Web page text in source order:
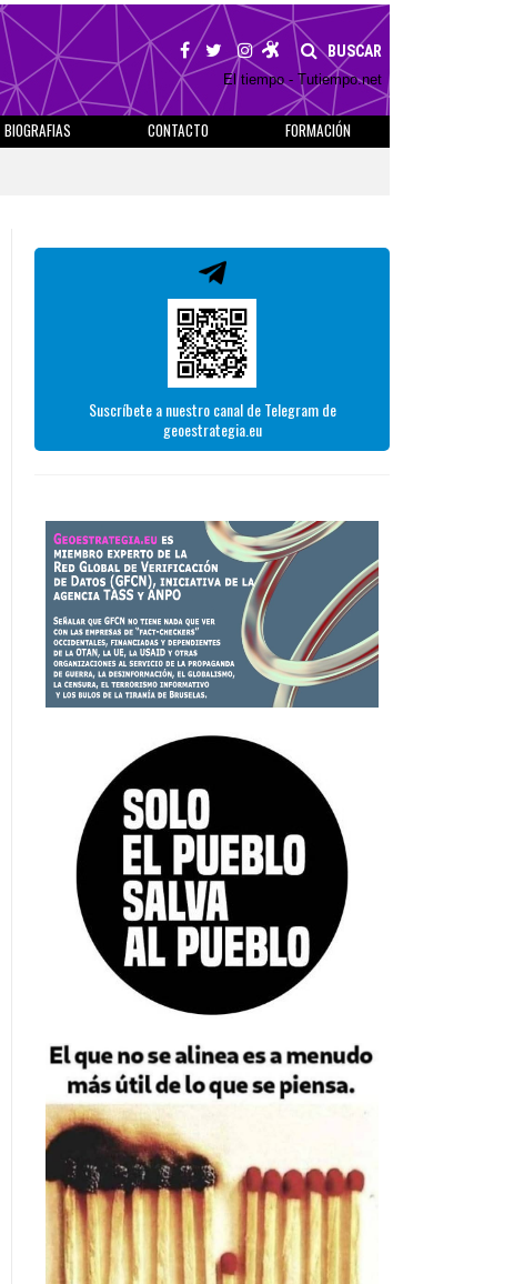
BUSCAR
El tiempo - Tutiempo.net
BIOGRAFIAS CONTACTO
FORMACIÓN
Suscríbete a nuestro canal de Telegram de
geoestrategia.eu